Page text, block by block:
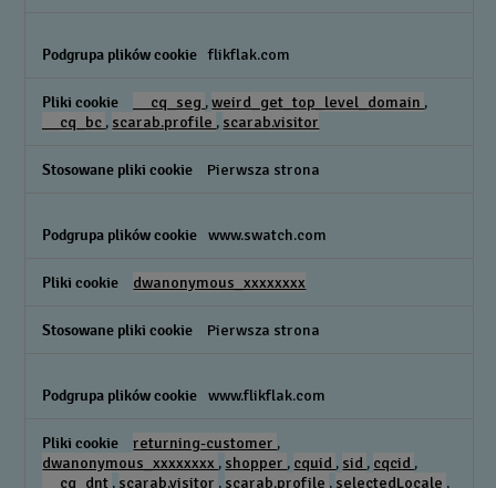
flikflak.com
__cq_seg ,weird_get_top_level_domain ,
__cq_bc , scarab.profile , scarab.visitor
Pierwsza strona
www.swatch.com
dwanonymous_xxxxxxxx
Pierwsza strona
www.flikflak.com
returning-customer ,
dwanonymous_xxxxxxxx , shopper , cquid , sid , cqcid ,
__cq_dnt , scarab.visitor , scarab.profile , selectedLocale ,